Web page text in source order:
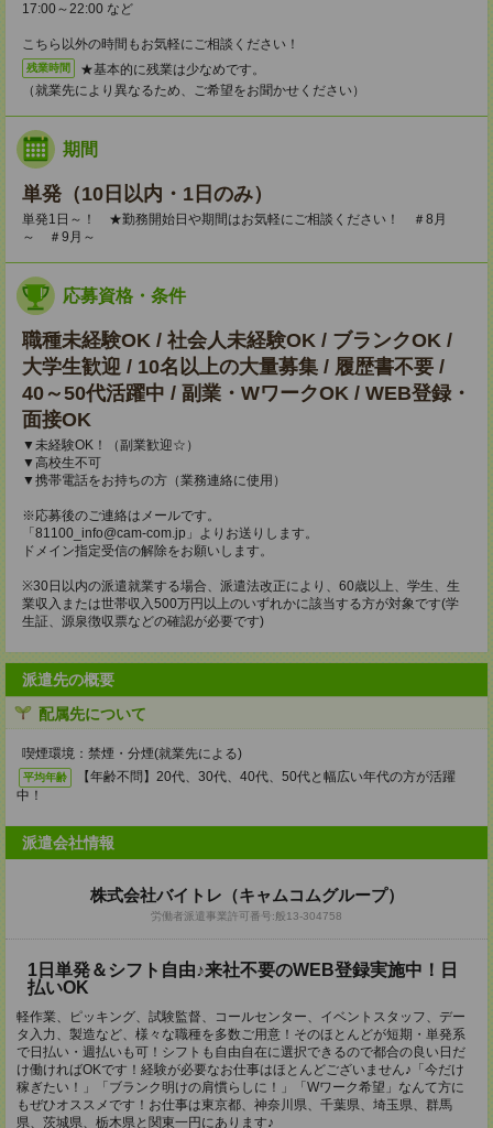
17:00～22:00 など
こちら以外の時間もお気軽にご相談ください！
残業時間
★基本的に残業は少なめです。
（就業先により異なるため、ご希望をお聞かせください）
期間
単発（10日以内・1日のみ）
単発1日～！ ★勤務開始日や期間はお気軽にご相談ください！ ＃8月
～ ＃9月～
応募資格・条件
職種未経験OK / 社会人未経験OK / ブランクOK /
大学生歓迎 / 10名以上の大量募集 / 履歴書不要 /
40～50代活躍中 / 副業・WワークOK / WEB登録・
面接OK
▼未経験OK！（副業歓迎☆）
▼高校生不可
▼携帯電話をお持ちの方（業務連絡に使用）
※応募後のご連絡はメールです。
「81100_info@cam-com.jp」よりお送りします。
ドメイン指定受信の解除をお願いします。
※30日以内の派遣就業する場合、派遣法改正により、60歳以上、学生、生
業収入または世帯収入500万円以上のいずれかに該当する方が対象です(学
生証、源泉徴収票などの確認が必要です)
派遣先の概要
配属先について
喫煙環境：禁煙・分煙(就業先による)
平均年齢
【年齢不問】20代、30代、40代、50代と幅広い年代の方が活躍
中！
派遣会社情報
株式会社バイトレ（キャムコムグループ）
労働者派遣事業許可番号:般13-304758
1日単発＆シフト自由♪来社不要のWEB登録実施中！日
払いOK
軽作業、ピッキング、試験監督、コールセンター、イベントスタッフ、デー
タ入力、製造など、様々な職種を多数ご用意！そのほとんどが短期・単発系
で日払い・週払いも可！シフトも自由自在に選択できるので都合の良い日だ
け働ければOKです！経験が必要なお仕事はほとんどございません♪「今だけ
稼ぎたい！」「ブランク明けの肩慣らしに！」「Wワーク希望」なんて方に
もぜひオススメです！お仕事は東京都、神奈川県、千葉県、埼玉県、群馬
県、茨城県、栃木県と関東一円にあります♪